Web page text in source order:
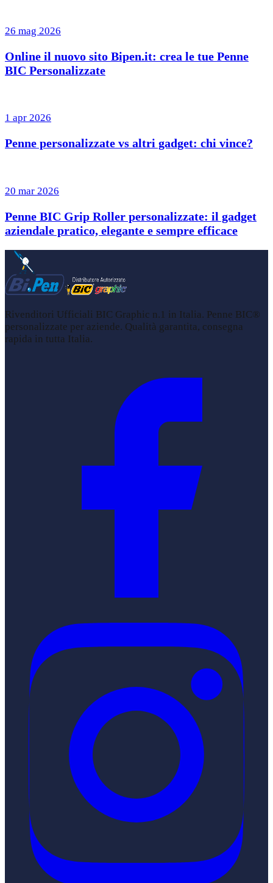
26 mag 2026
Online il nuovo sito Bipen.it: crea le tue Penne
BIC Personalizzate
1 apr 2026
Penne personalizzate vs altri gadget: chi vince?
20 mar 2026
Penne BIC Grip Roller personalizzate: il gadget
aziendale pratico, elegante e sempre efficace
Rivenditori Ufficiali BIC Graphic n.1 in Italia. Penne BIC®
personalizzate per aziende. Qualità garantita, consegna
rapida in tutta Italia.